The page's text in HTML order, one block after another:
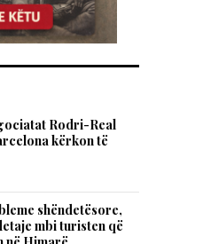
Rodri-Real
kërkon të
shëndetësore,
mbi turisten që